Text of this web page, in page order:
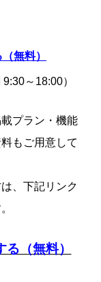
無料）
～18:00）
プラン・機能
もご用意して
、下記リンク
（無料）